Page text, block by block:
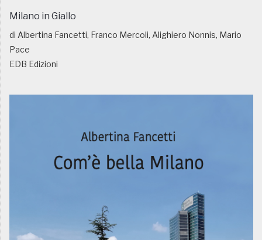
Milano in Giallo
di Albertina Fancetti, Franco Mercoli, Alighiero Nonnis, Mario
Pace
EDB Edizioni